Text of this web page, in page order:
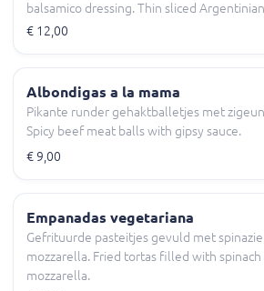
balsamico dressing. Thin sliced Argentinian
tournedos on a bed of salad with finely
€ 12,00
Albondigas a la mama
Pikante runder gehaktballetjes met
Spicy beef meat balls with gipsy sauce.
€ 9,00
Empanadas vegetariana
Gefrituurde pasteitjes gevuld met
mozzarella. Fried tortas filled with spinach
mozzarella.